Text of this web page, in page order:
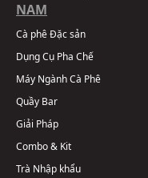
NAM
Cà phê Đặc sản
Dụng Cụ Pha Chế
Máy Ngành Cà Phê
Quầy Bar
Giải Pháp
Combo & Kit
Trà Nhập khẩu